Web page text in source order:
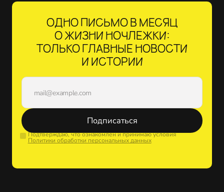
ОДНО ПИСЬМО В МЕСЯЦ
О ЖИЗНИ НОЧЛЕЖКИ:
ТОЛЬКО ГЛАВНЫЕ НОВОСТИ
И ИСТОРИИ
Подписаться
Подтверждаю, что ознакомлен и принимаю условия
Политики обработки персональных данных